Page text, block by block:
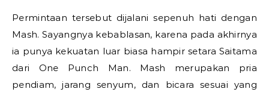
Permintaan tersebut dijalani sepenuh hati dengan
Mash. Sayangnya kebablasan, karena pada akhirnya
ia punya kekuatan luar biasa hampir setara Saitama
dari One Punch Man. Mash merupakan pria
pendiam, jarang senyum, dan bicara sesuai yang